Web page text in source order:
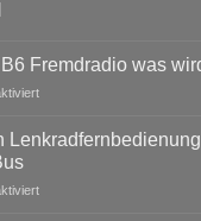
Fremdradio was
für
Passat
was
für